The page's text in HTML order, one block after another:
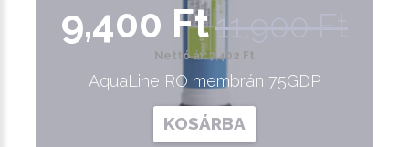
9,400 Ft11,900 Ft
Nettó ár: 7,402 Ft
AquaLine RO membrán 75GDP
KOSÁRBA